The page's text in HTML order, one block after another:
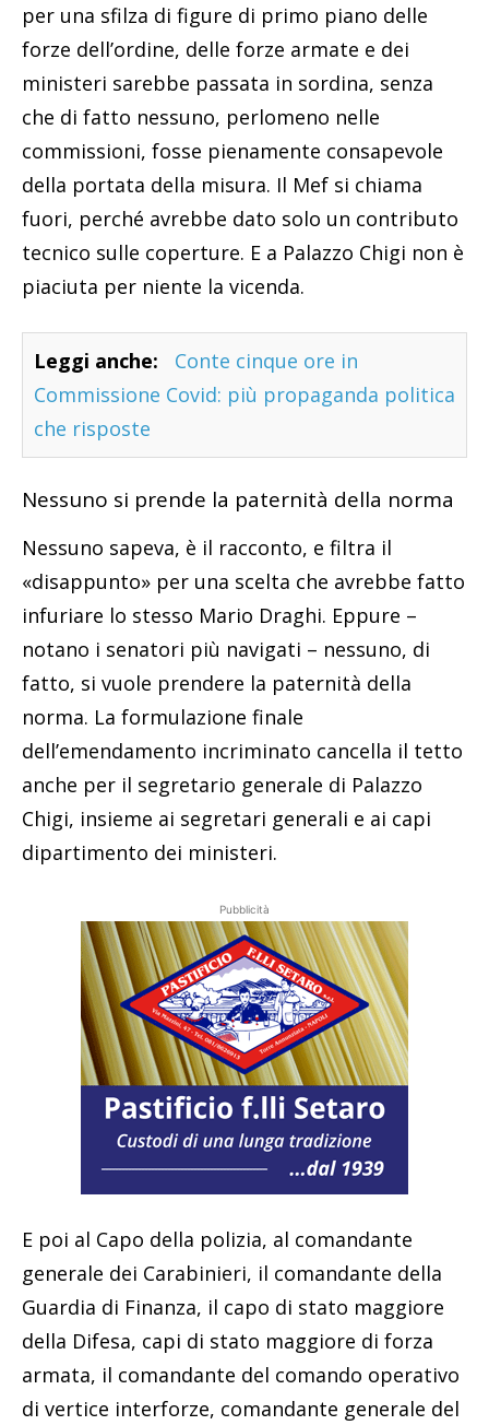
per una sfilza di figure di primo piano delle
forze dell’ordine, delle forze armate e dei
ministeri sarebbe passata in sordina, senza
che di fatto nessuno, perlomeno nelle
commissioni, fosse pienamente consapevole
della portata della misura. Il Mef si chiama
fuori, perché avrebbe dato solo un contributo
tecnico sulle coperture. E a Palazzo Chigi non è
piaciuta per niente la vicenda.
Leggi anche:
Conte cinque ore in
Commissione Covid: più propaganda politica
che risposte
Nessuno si prende la paternità della norma
Nessuno sapeva, è il racconto, e filtra il
«disappunto» per una scelta che avrebbe fatto
infuriare lo stesso Mario Draghi. Eppure –
notano i senatori più navigati – nessuno, di
fatto, si vuole prendere la paternità della
norma. La formulazione finale
dell’emendamento incriminato cancella il tetto
anche per il segretario generale di Palazzo
Chigi, insieme ai segretari generali e ai capi
dipartimento dei ministeri.
Pubblicità
E poi al Capo della polizia, al comandante
generale dei Carabinieri, il comandante della
Guardia di Finanza, il capo di stato maggiore
della Difesa, capi di stato maggiore di forza
armata, il comandante del comando operativo
di vertice interforze, comandante generale del